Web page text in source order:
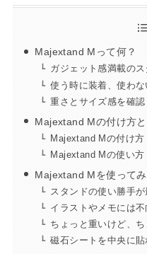
Majextand Mって何？
ガジェット感満載のス
使う時に装着、使わな
重さとサイズ感を確認
Majextand Mの付け方
Majextand Mの付け方
Majextand Mの使い方
Majextand Mを使って
スタンドの使い勝手が
イラストやメモには不
ちょっと重いけど、
磁石シートを中央に